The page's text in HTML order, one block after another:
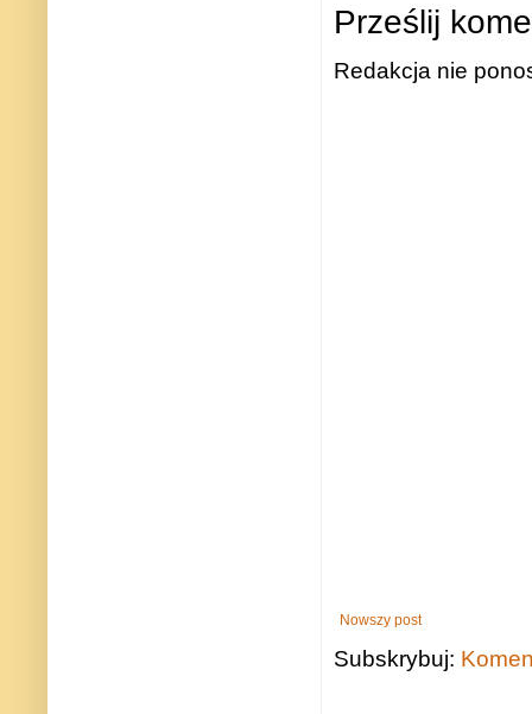
Prześlij
Redakcja nie
Nowszy post
Subskrybuj: